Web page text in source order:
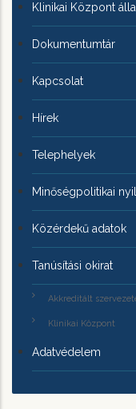
Klinikai Központ
Dokumentumtár
Kapcsolat
Hírek
Telephelyek
Minőségpolitikai
Közérdekű adatok
Tanúsítási okirat
Akkreditált
Klinikai Központ
Adatvédelem